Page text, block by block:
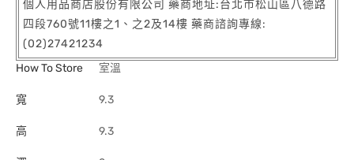
個人用品商店股份有限公司 藥商地址:台北市松山區八德路
四段760號11樓之1、之2及14樓 藥商諮詢專線:
(02)27421234
How To Store
室溫
寬 9.3
高 9.3